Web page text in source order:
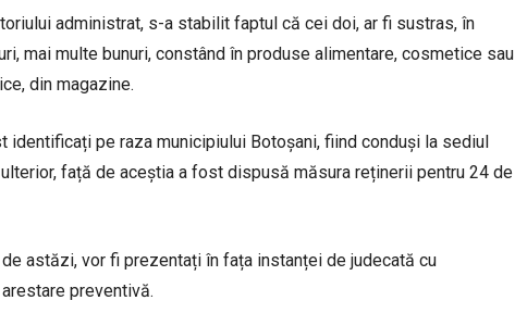
administrat, s-a stabilit faptul că cei doi, ar fi sustras, în
mai multe bunuri, constând în produse alimentare, cosmetice sau
din magazine.
identificați pe raza municipiului Botoșani, fiind conduși la sediul
față de aceștia a fost dispusă măsura reținerii pentru 24 de
de astăzi, vor fi prezentați în fața instanței de judecată cu
preventivă.